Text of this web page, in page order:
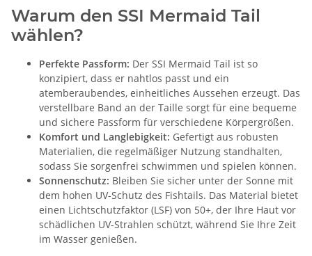
Warum den SSI Mermaid Tail
wählen?
Perfekte Passform: Der SSI Mermaid Tail ist so
konzipiert, dass er nahtlos passt und ein
atemberaubendes, einheitliches Aussehen erzeugt. Das
verstellbare Band an der Taille sorgt für eine bequeme
und sichere Passform für verschiedene Körpergrößen.
Komfort und Langlebigkeit: Gefertigt aus robusten
Materialien, die regelmäßiger Nutzung standhalten,
sodass Sie sorgenfrei schwimmen und spielen können.
Sonnenschutz: Bleiben Sie sicher unter der Sonne mit
dem hohen UV-Schutz des Fishtails. Das Material bietet
einen Lichtschutzfaktor (LSF) von 50+, der Ihre Haut vor
schädlichen UV-Strahlen schützt, während Sie Ihre Zeit
im Wasser genießen.